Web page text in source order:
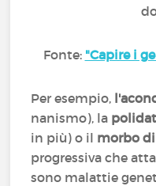
Fonte: "Capire i
Per esempio,
nanismo), la
in più) o il morbo
progressiva che
sono malattie